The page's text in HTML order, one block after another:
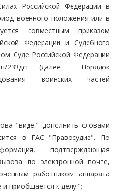
Российской Федерации в
военного положения или в
совместным приказом
Федерации и Судебного
Суде Российской Федерации
233дсп (далее - Порядок
воинских частей
"виде." дополнить словами
в ГАС "Правосудие". По
подтверждающая
по электронной почте,
работником аппарата
приобщается к делу.";